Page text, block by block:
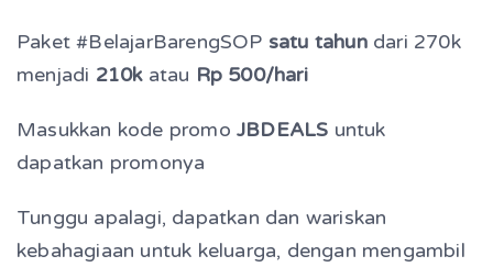
Paket #BelajarBarengSOP satu tahundari 270k
menjadi 210k atau Rp 500/hari
Masukkan kode promo JBDEALS untuk
dapatkan promonya
Tunggu apalagi, dapatkan dan wariskan
kebahagiaan untuk keluarga, dengan mengambil